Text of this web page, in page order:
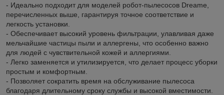
- Идеально подходит для моделей робот-пылесосов Dreame,
перечисленных выше, гарантируя точное соответствие и
легкость установки.
- Обеспечивает высокий уровень фильтрации, улавливая даже
мельчайшие частицы пыли и аллергены, что особенно важно
для людей с чувствительной кожей и аллергиями.
- Легко заменяется и утилизируется, что делает процесс уборки
простым и комфортным.
- Позволяет сократить время на обслуживание пылесоса
благодаря длительному сроку службы и высокой вместимости.